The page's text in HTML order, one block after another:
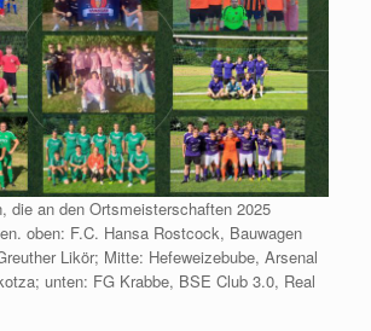
die an den Ortsmeisterschaften 2025
oben: F.C. Hansa Rostcock, Bauwagen
Likör; Mitte: Hefeweizebube, Arsenal
unten: FG Krabbe, BSE Club 3.0, Real